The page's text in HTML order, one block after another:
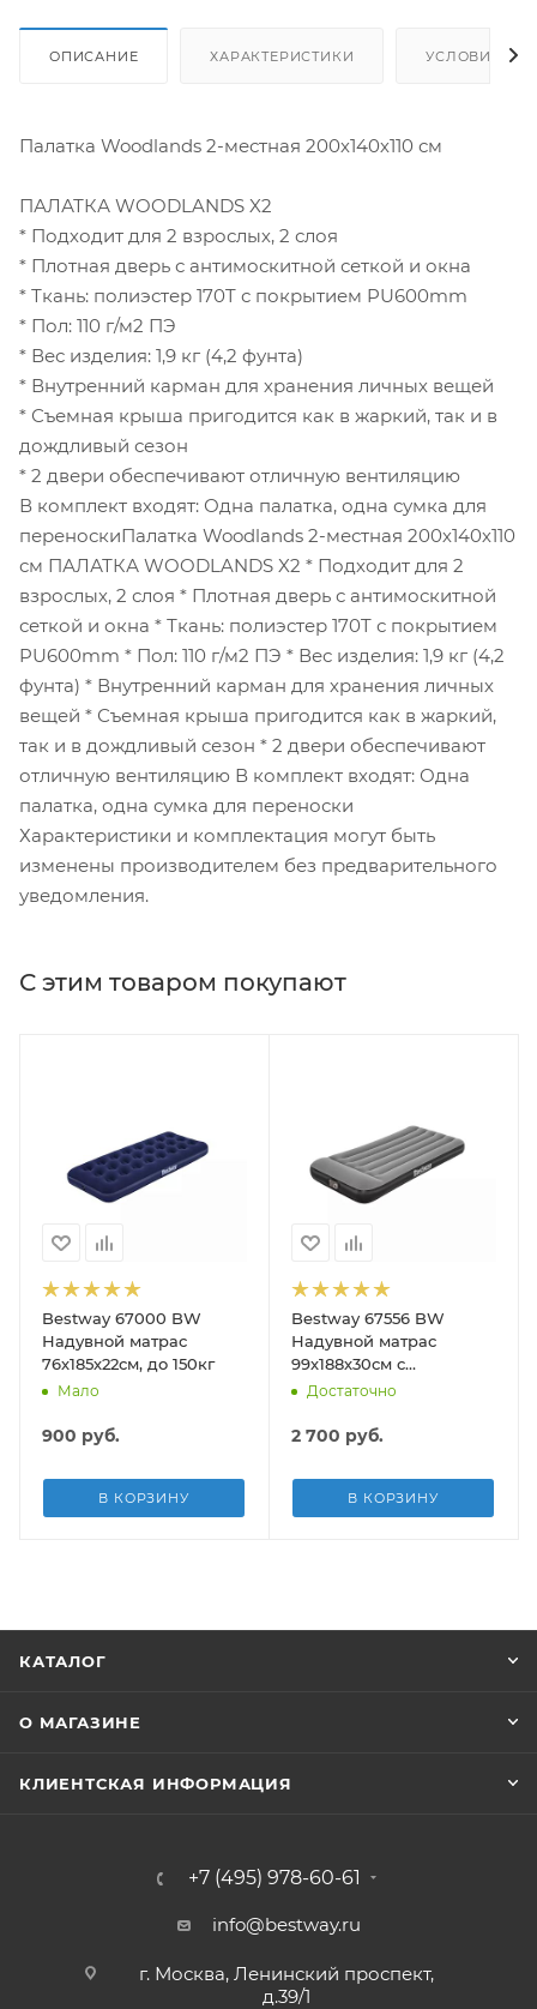
ОПИСАНИЕ ХАРАКТЕРИСТИКИ УСЛОВИЯ
Палатка Woodlands 2-местная 200х140х110 см
ПАЛАТКА WOODLANDS X2
* Подходит для 2 взрослых, 2 слоя
* Плотная дверь с антимоскитной сеткой и окна
* Ткань: полиэстер 170T с покрытием PU600mm
* Пол: 110 г/м2 ПЭ
* Вес изделия: 1,9 кг (4,2 фунта)
* Внутренний карман для хранения личных вещей
* Съемная крыша пригодится как в жаркий, так и в
дождливый сезон
* 2 двери обеспечивают отличную вентиляцию
В комплект входят: Одна палатка, одна сумка для
переноскиПалатка Woodlands 2-местная 200х140х110
см ПАЛАТКА WOODLANDS X2 * Подходит для 2
взрослых, 2 слоя * Плотная дверь с антимоскитной
сеткой и окна * Ткань: полиэстер 170T с покрытием
PU600mm * Пол: 110 г/м2 ПЭ * Вес изделия: 1,9 кг (4,2
фунта) * Внутренний карман для хранения личных
вещей * Съемная крыша пригодится как в жаркий,
так и в дождливый сезон * 2 двери обеспечивают
отличную вентиляцию В комплект входят: Одна
палатка, одна сумка для переноски
Характеристики и комплектация могут быть
изменены производителем без предварительного
уведомления.
С этим товаром покупают
Bestway 67000 BW
Надувной матрас
76х185х22см, до 150кг
Мало
900 руб.
В КОРЗИНУ
Bestway 67556 BW
Надувной матрас
99х188х30см с
подголовником,
150кг
Достаточно
2 700 руб.
В КОРЗИНУ
КАТАЛОГ
О МАГАЗИНЕ
КЛИЕНТСКАЯ ИНФОРМАЦИЯ
+7 (495) 978-60-61
info@bestway.ru
г. Москва, Ленинский проспект,
д.39/1